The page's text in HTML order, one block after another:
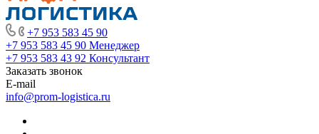
+7 953 583 45 90
+7 953 583 45 90 Менеджер
+7 953 583 43 92 Консультант
Заказать звонок
E-mail
info@prom-logistica.ru